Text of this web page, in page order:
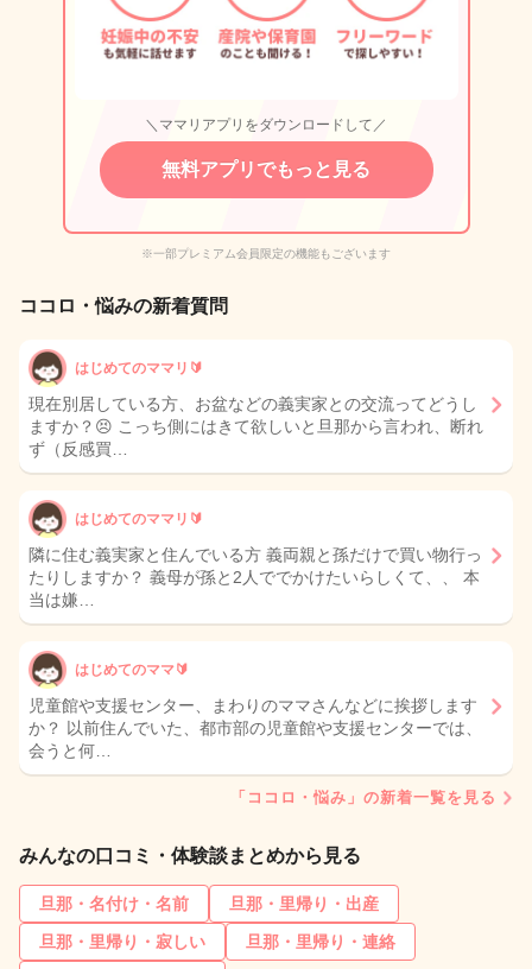
＼ママリアプリをダウンロードして／
無料アプリでもっと見る
※一部プレミアム会員限定の機能もございます
ココロ・悩みの新着質問
はじめてのママリ🔰
現在別居している方、お盆などの義実家との交流ってどうし
ますか？😣 こっち側にはきて欲しいと旦那から言われ、断れ
ず（反感買…
はじめてのママリ🔰
隣に住む義実家と住んでいる方 義両親と孫だけで買い物行っ
たりしますか？ 義母が孫と2人ででかけたいらしくて、、 本
当は嫌…
はじめてのママ🔰
児童館や支援センター、まわりのママさんなどに挨拶します
か？ 以前住んでいた、都市部の児童館や支援センターでは、
会うと何…
「ココロ・悩み」の新着一覧を見る
みんなの口コミ・体験談まとめから見る
旦那・名付け・名前
旦那・里帰り・出産
旦那・里帰り・寂しい
旦那・里帰り・連絡